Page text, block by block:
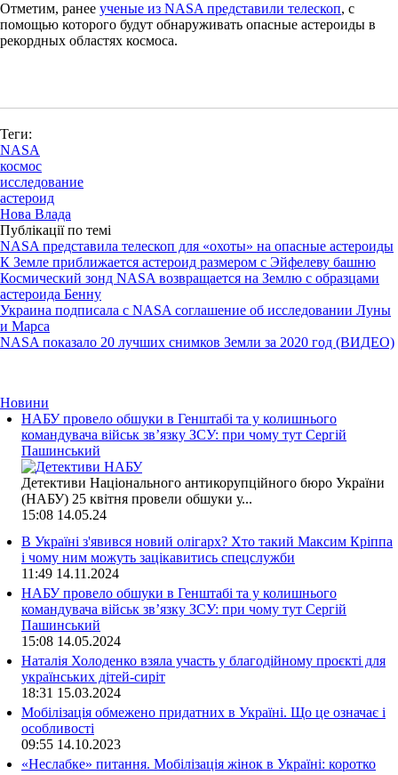
Отметим, ранее ученые из NASA представили телескоп, с
помощью которого будут обнаруживать опасные астероиды в
рекордных областях космоса.
Теги:
NASA
космос
исследование
астероид
Нова Влада
Публікації по темі
NASA представила телескоп для «охоты» на опасные астероиды
К Земле приближается астероид размером с Эйфелеву башню
Космический зонд NASA возвращается на Землю с образцами
астероида Бенну
Украина подписала с NASA соглашение об исследовании Луны
и Марса
NASA показало 20 лучших снимков Земли за 2020 год (ВИДЕО)
Новини
НАБУ провело обшуки в Генштабі та у колишнього
командувача військ зв’язку ЗСУ: при чому тут Сергій
Пашинський
Детективи Національного антикорупційного бюро України
(НАБУ) 25 квітня провели обшуки у...
15:08 14.05.24
В Україні з'явився новий олігарх? Хто такий Максим Кріппа
і чому ним можуть зацікавитись спецслужби
11:49 14.11.2024
НАБУ провело обшуки в Генштабі та у колишнього
командувача військ зв’язку ЗСУ: при чому тут Сергій
Пашинський
15:08 14.05.2024
Наталія Холоденко взяла участь у благодійному проєкті для
українських дітей-сиріт
18:31 15.03.2024
Мобілізація обмежено придатних в Україні. Що це означає і
особливості
09:55 14.10.2023
«Неслабке» питання. Мобілізація жінок в Україні: коротко